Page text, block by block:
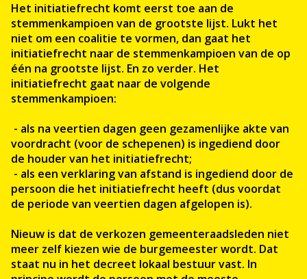
Het initiatiefrecht komt eerst toe aan de
stemmenkampioen van de grootste lijst. Lukt het
niet om een coalitie te vormen, dan gaat het
initiatiefrecht naar de stemmenkampioen van de op
één na grootste lijst. En zo verder. Het
initiatiefrecht gaat naar de volgende
stemmenkampioen:
- als na veertien dagen geen gezamenlijke akte van
voordracht (voor de schepenen) is ingediend door
de houder van het initiatiefrecht;
- als een verklaring van afstand is ingediend door de
persoon die het initiatiefrecht heeft (dus voordat
de periode van veertien dagen afgelopen is).
Nieuw is dat de verkozen gemeenteraadsleden niet
meer zelf kiezen wie de burgemeester wordt. Dat
staat nu in het decreet lokaal bestuur vast. In